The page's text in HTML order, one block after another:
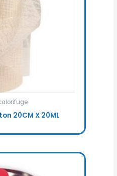
20CM X 20ML